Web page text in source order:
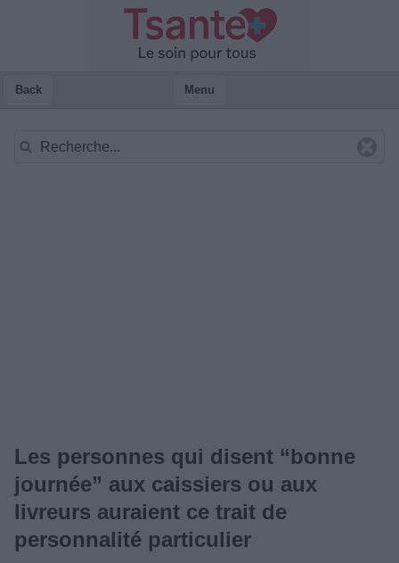
Back Menu
Les personnes qui disent “bonne
journée” aux caissiers ou aux
livreurs auraient ce trait de
personnalité particulier